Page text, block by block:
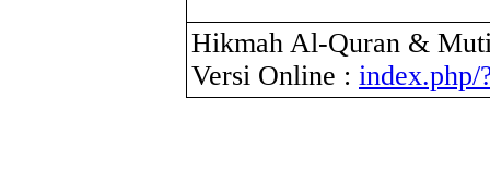
Hikmah Al-Quran &
Versi Online :